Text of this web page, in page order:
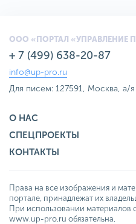
ООО «ПОРТАЛ «УПРАВЛЕНИЕ
+ 7 (499) 638-20-87
info@up-pro.ru
Для писем: 127591, Москва, а/я
О НАС
СПЕЦПРОЕКТЫ
КОНТАКТЫ
Права на все изображения и
портале, принадлежат их
При использовании материалов
www.up-pro.ru обязательна.